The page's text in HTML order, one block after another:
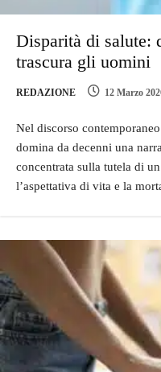
Disparità di salute:
trascura gli uomini
REDAZIONE 12 Marzo
Nel discorso
domina da decenni una
concentrata sulla tutela di
l’aspettativa di vita e la